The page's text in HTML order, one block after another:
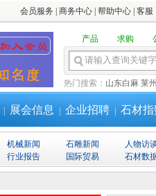
会员服务 商务中心 帮助中心 | 客
产品 求购
热门搜索： 山东白麻 莱
展会信息 企业招聘 石材指
机械新闻 石雕新闻 人物访
行业报告 国际贸易 石材数